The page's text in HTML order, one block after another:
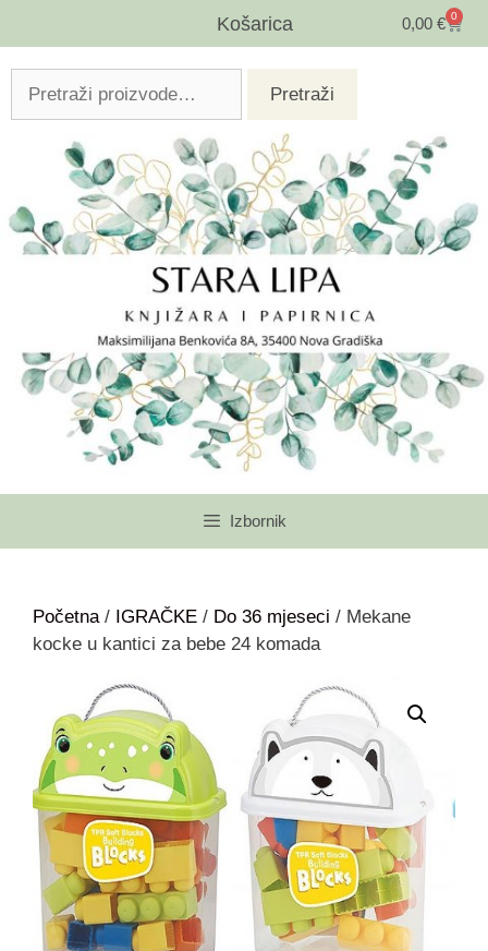
Košarica 0,00 € 0
Pretraži
Izbornik
Početna/ IGRAČKE / Do 36 mjeseci / Mekane
kocke u kantici za bebe 24 komada